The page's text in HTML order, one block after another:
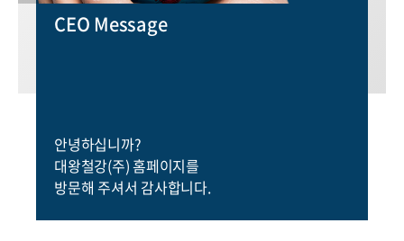
CEO Message
안녕하십니까?
대왕철강(주) 홈페이지를
방문해 주셔서 감사합니다.